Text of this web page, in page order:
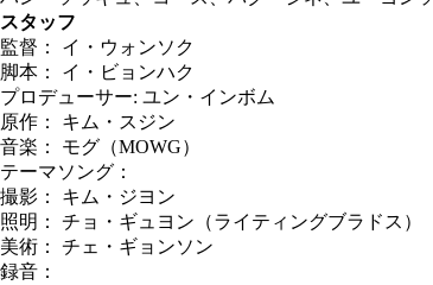
スタッフ
監督： イ・ウォンソク
脚本： イ・ビョンハク
プロデューサー: ユン・インボム
原作： キム・スジン
音楽： モグ（MOWG）
テーマソング：
撮影： キム・ジヨン
照明： チョ・ギュヨン（ライティングブラドス）
美術： チェ・ギョンソン
録音：